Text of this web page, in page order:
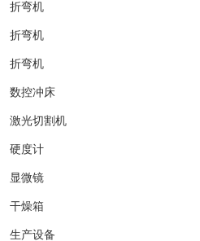
折弯机
折弯机
折弯机
数控冲床
激光切割机
硬度计
显微镜
干燥箱
生产设备